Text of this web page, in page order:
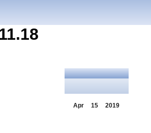
Apr 15 2019